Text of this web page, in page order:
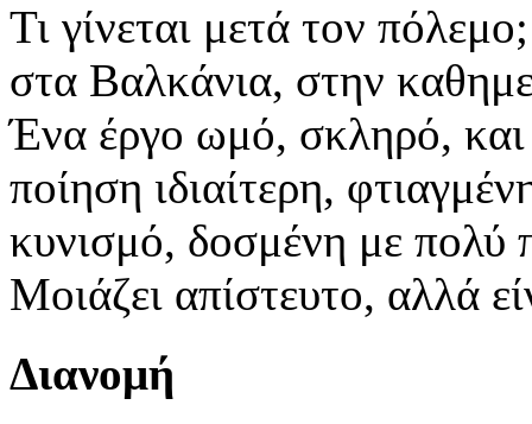
Τι γίνεται μετά τον
στα Βαλκάνια, στην
Ένα έργο ωμό, σκληρό, και
ποίηση ιδιαίτερη,
κυνισμό, δοσμένη με πολύ
Μοιάζει απίστευτο, αλλά
Διανομή